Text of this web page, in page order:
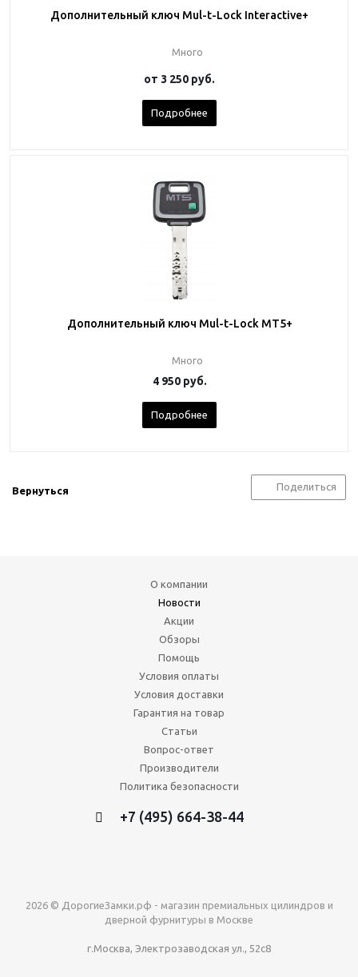
Дополнительный ключ Mul-t-Lock Interactive+
Много
от 3 250 руб.
Подробнее
Дополнительный ключ Mul-t-Lock MT5+
Много
4 950руб.
Подробнее
Вернуться Поделиться
О компании
Новости
Акции
Обзоры
Помощь
Условия оплаты
Условия доставки
Гарантия на товар
Статьи
Вопрос-ответ
Производители
Политика безопасности
+7 (495) 664-38-44
2026 © ДорогиеЗамки.рф - магазин премиальных цилиндров и
дверной фурнитуры в Москве
г.Москва, Электрозаводская ул., 52с8